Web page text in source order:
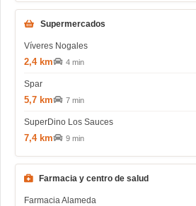
Supermercados
Víveres Nogales
2,4 km 4 min
Spar
5,7 km 7 min
SuperDino Los Sauces
7,4 km 9 min
Farmacia y centro de salud
Farmacia Alameda